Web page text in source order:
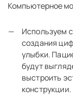
Компьютерное
Используем
создания
улыбки.
будут
выстроить
конструкции.